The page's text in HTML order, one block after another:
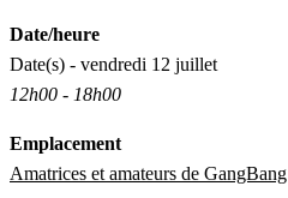
Date/heure
Date(s) - vendredi 12 juillet
12h00 - 18h00
Emplacement
Amatrices et amateurs de GangBang